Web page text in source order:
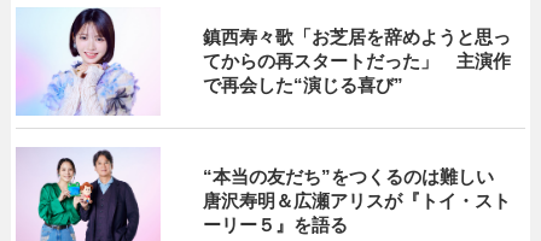
鎮西寿々歌「お芝居を辞めようと思っ
てからの再スタートだった」 主演作
で再会した“演じる喜び”
“本当の友だち”をつくるのは難しい
唐沢寿明＆広瀬アリスが『トイ・スト
ーリー５』を語る